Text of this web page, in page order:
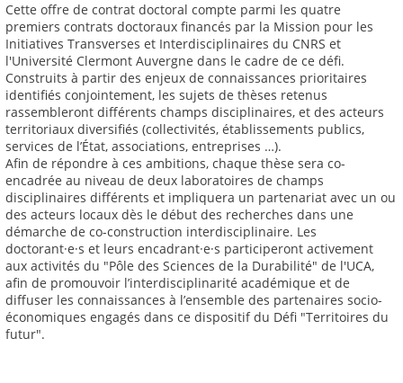
Cette offre de contrat doctoral compte parmi les quatre
premiers contrats doctoraux financés par la Mission pour les
Initiatives Transverses et Interdisciplinaires du CNRS et
l'Université Clermont Auvergne dans le cadre de ce défi.
Construits à partir des enjeux de connaissances prioritaires
identifiés conjointement, les sujets de thèses retenus
rassembleront différents champs disciplinaires, et des acteurs
territoriaux diversifiés (collectivités, établissements publics,
services de l’État, associations, entreprises …).
Afin de répondre à ces ambitions, chaque thèse sera co-
encadrée au niveau de deux laboratoires de champs
disciplinaires différents et impliquera un partenariat avec un ou
des acteurs locaux dès le début des recherches dans une
démarche de co-construction interdisciplinaire. Les
doctorant·e·s et leurs encadrant·e·s participeront activement
aux activités du "Pôle des Sciences de la Durabilité" de l'UCA,
afin de promouvoir l’interdisciplinarité académique et de
diffuser les connaissances à l’ensemble des partenaires socio-
économiques engagés dans ce dispositif du Défi "Territoires du
futur".